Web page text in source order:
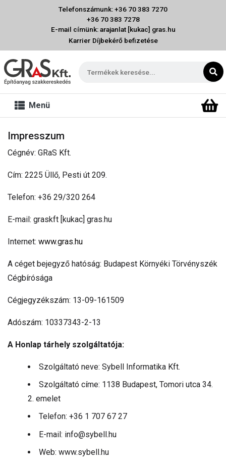
Telefonszámunk: +36 70 383 7270
+36 70 383 7278
E-mail címünk: arajanlat [kukac] gras.hu
Karrier Díjbekérő befizetése
Menü
Impresszum
Cégnév: GRaS Kft.
Cím: 2225 Üllő, Pesti út 209.
Telefon: +36 29/320 264
E-mail: graskft [kukac] gras.hu
Internet: www.gras.hu
A céget bejegyző hatóság: Budapest Környéki Törvényszék
Cégbírósága
Cégjegyzékszám: 13-09-161509
Adószám: 10337343-2-13
A Honlap tárhely szolgáltatója:
Szolgáltató neve: Sybell Informatika Kft.
Szolgáltató címe: 1138 Budapest, Tomori utca 34.
2. emelet
Telefon: +36 1 707 67 27
E-mail: info@sybell.hu
Web: www.sybell.hu